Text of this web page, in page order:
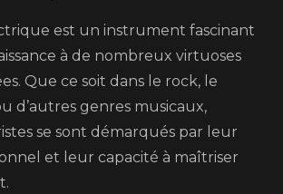
est un instrument fascinant
à de nombreux virtuoses
Que ce soit dans le rock, le
d’autres genres musicaux,
se sont démarqués par leur
et leur capacité à maîtriser